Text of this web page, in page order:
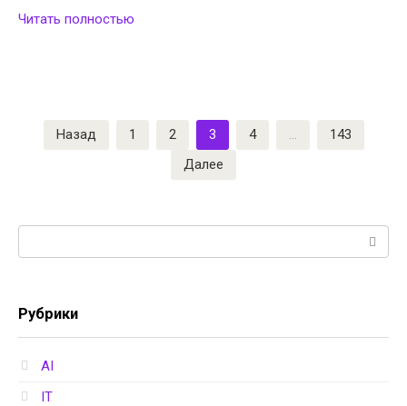
Читать полностью
Пагинация
записей
Назад 1 2 3 4 …
143
Далее
Рубрики
AI
IT